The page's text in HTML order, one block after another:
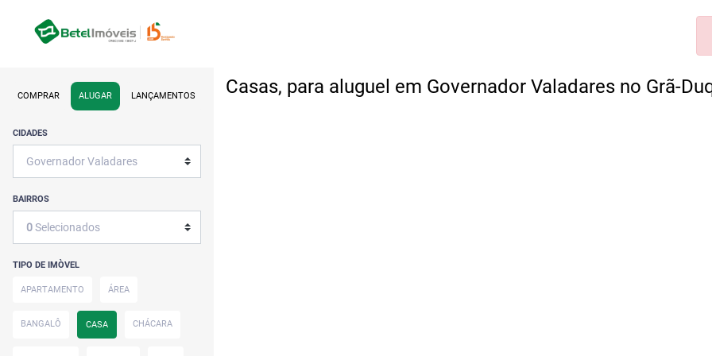
COMPRAR ALUGAR LANÇAMENTOS
CIDADES
BAIRROS
0Selecionados
TIPO DE IMÒVEL
APARTAMENTO ÁREA
BANGALÔ CASA CHÁCARA
Casas, para aluguel em Governador Valadares no Grã-